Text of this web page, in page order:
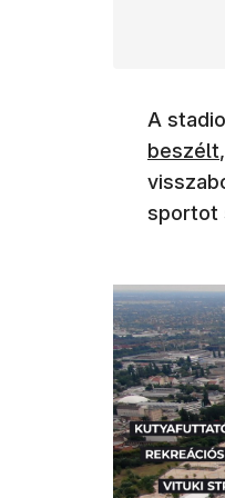
A
beszélt
sportot